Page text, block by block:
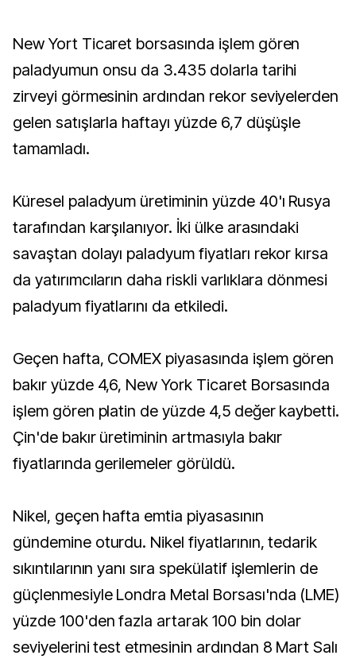
New Yort Ticaret borsasında işlem gören
paladyumun onsu da 3.435 dolarla tarihi
zirveyi görmesinin ardından rekor seviyelerden
gelen satışlarla haftayı yüzde 6,7 düşüşle
tamamladı.
Küresel paladyum üretiminin yüzde 40'ı Rusya
tarafından karşılanıyor. İki ülke arasındaki
savaştan dolayı paladyum fiyatları rekor kırsa
da yatırımcıların daha riskli varlıklara dönmesi
paladyum fiyatlarını da etkiledi.
Geçen hafta, COMEX piyasasında işlem gören
bakır yüzde 4,6, New York Ticaret Borsasında
işlem gören platin de yüzde 4,5 değer kaybetti.
Çin'de bakır üretiminin artmasıyla bakır
fiyatlarında gerilemeler görüldü.
Nikel, geçen hafta emtia piyasasının
gündemine oturdu. Nikel fiyatlarının, tedarik
sıkıntılarının yanı sıra spekülatif işlemlerin de
güçlenmesiyle Londra Metal Borsası'nda (LME)
yüzde 100'den fazla artarak 100 bin dolar
seviyelerini test etmesinin ardından 8 Mart Salı